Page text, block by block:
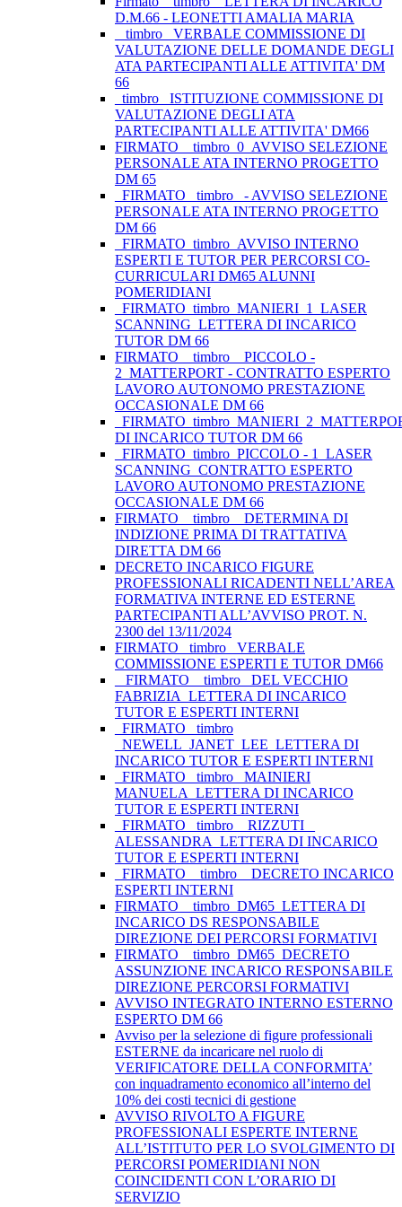
D.M.66 - LEONETTI AMALIA MARIA
_ timbro_ VERBALE COMMISSIONE DI
VALUTAZIONE DELLE DOMANDE DEGLI
ATA PARTECIPANTI ALLE ATTIVITA' DM
66
_timbro_ ISTITUZIONE COMMISSIONE DI
VALUTAZIONE DEGLI ATA
PARTECIPANTI ALLE ATTIVITA' DM66
FIRMATO__timbro_0_AVVISO SELEZIONE
PERSONALE ATA INTERNO PROGETTO
DM 65
_FIRMATO_ timbro _- AVVISO SELEZIONE
PERSONALE ATA INTERNO PROGETTO
DM 66
_FIRMATO_timbro_AVVISO INTERNO
ESPERTI E TUTOR PER PERCORSI CO-
CURRICULARI DM65 ALUNNI
POMERIDIANI
_FIRMATO_timbro_MANIERI_1_LASER
SCANNING_LETTERA DI INCARICO
TUTOR DM 66
FIRMATO _ timbro _ PICCOLO -
2_MATTERPORT - CONTRATTO ESPERTO
LAVORO AUTONOMO PRESTAZIONE
OCCASIONALE DM 66
DI INCARICO TUTOR DM 66
_FIRMATO_timbro_PICCOLO - 1_LASER
SCANNING_CONTRATTO ESPERTO
LAVORO AUTONOMO PRESTAZIONE
OCCASIONALE DM 66
FIRMATO _ timbro _ DETERMINA DI
INDIZIONE PRIMA DI TRATTATIVA
DIRETTA DM 66
DECRETO INCARICO FIGURE
PROFESSIONALI RICADENTI NELL’AREA
FORMATIVA INTERNE ED ESTERNE
PARTECIPANTI ALL’AVVISO PROT. N.
2300 del 13/11/2024
FIRMATO_ timbro _VERBALE
COMMISSIONE ESPERTI E TUTOR DM66
_ FIRMATO _ timbro _DEL VECCHIO
FABRIZIA_LETTERA DI INCARICO
TUTOR E ESPERTI INTERNI
_FIRMATO _timbro
_NEWELL_JANET_LEE_LETTERA DI
INCARICO TUTOR E ESPERTI INTERNI
_FIRMATO _timbro _MAINIERI
MANUELA_LETTERA DI INCARICO
TUTOR E ESPERTI INTERNI
_FIRMATO _timbro _ RIZZUTI _
ALESSANDRA_LETTERA DI INCARICO
TUTOR E ESPERTI INTERNI
_FIRMATO _ timbro _ DECRETO INCARICO
ESPERTI INTERNI
FIRMATO__timbro_DM65_LETTERA DI
INCARICO DS RESPONSABILE
DIREZIONE DEI PERCORSI FORMATIVI
FIRMATO__timbro_DM65_DECRETO
ASSUNZIONE INCARICO RESPONSABILE
DIREZIONE PERCORSI FORMATIVI
AVVISO INTEGRATO INTERNO ESTERNO
ESPERTO DM 66
Avviso per la selezione di figure professionali
ESTERNE da incaricare nel ruolo di
VERIFICATORE DELLA CONFORMITA’
con inquadramento economico all’interno del
10% dei costi tecnici di gestione
AVVISO RIVOLTO A FIGURE
PROFESSIONALI ESPERTE INTERNE
ALL’ISTITUTO PER LO SVOLGIMENTO DI
PERCORSI POMERIDIANI NON
COINCIDENTI CON L’ORARIO DI
SERVIZIO